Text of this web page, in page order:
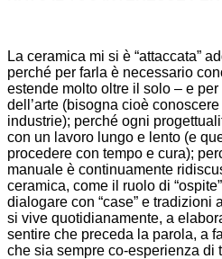
La ceramica mi si è “attaccata”
perché per farla è necessario
estende molto oltre il solo – e
dell’arte (bisogna cioè
industrie); perché ogni
con un lavoro lungo e lento (e
procedere con tempo e cura);
manuale è continuamente
ceramica, come il ruolo di
dialogare con “case” e tradizioni
si vive quotidianamente, a
sentire che preceda la parola, a
che sia sempre co-esperienza di